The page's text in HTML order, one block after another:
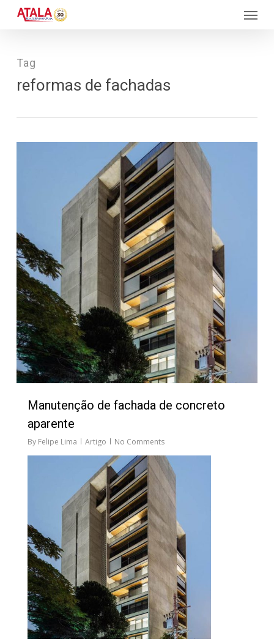
Menu
Tag
reformas de fachadas
Manutenção de fachada de concreto
aparente
By Felipe Lima Artigo No Comments
184